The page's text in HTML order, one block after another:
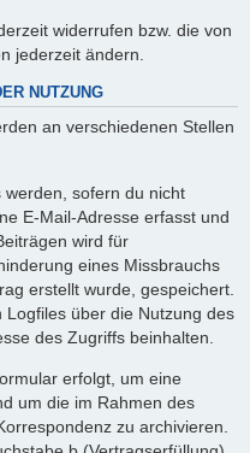
widerrufen bzw. die von
jederzeit ändern.
NUTZUNG
an verschiedenen Stellen
werden, sofern du nicht
E-Mail-Adresse erfasst und
wird für
eines Missbrauchs
erstellt wurde, gespeichert.
über die Nutzung des
des Zugriffs beinhalten.
erfolgt, um eine
um die im Rahmen des
zu archivieren.